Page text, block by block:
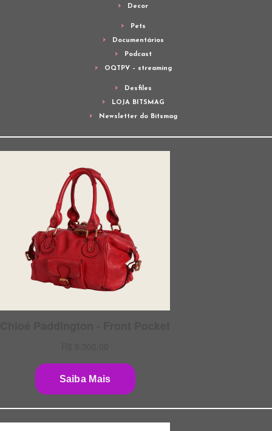
Decor
Pets
Documentários
Podcast
OQTPV – streaming
Desfiles
LOJA BITSMAG
Newsletter do Bitsmag